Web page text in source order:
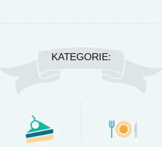
KATEGORIE: